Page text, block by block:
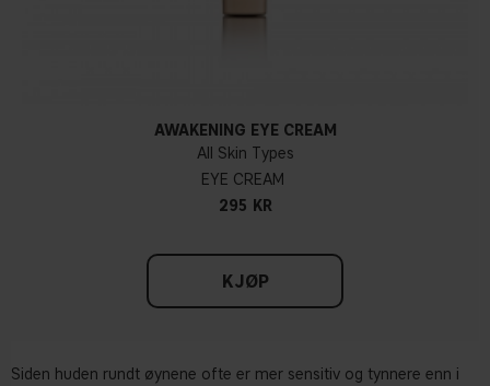
AWAKENING EYE CREAM
All Skin Types
EYE CREAM
295 KR
KJØP
Siden huden rundt øynene ofte er mer sensitiv og tynnere enn i